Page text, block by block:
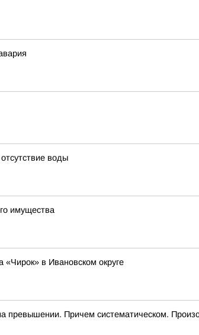
воды
имущества
«Чирок» в Ивановском округе
превышении. Причем систематическом.